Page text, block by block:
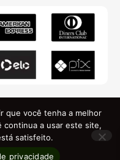
que você tenha a melhor
continua a usar este site,
satisfeito.
privacidade